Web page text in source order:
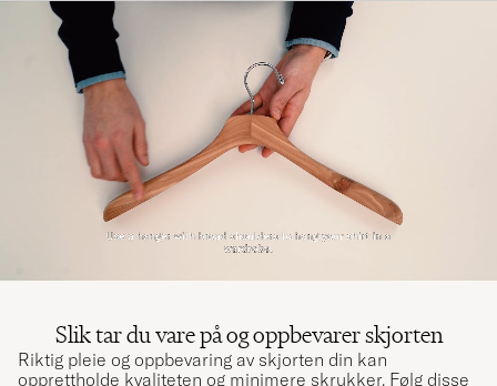
Slik tar du vare på og oppbevarer skjorten
Riktig pleie og oppbevaring av skjorten din kan
opprettholde kvaliteten og minimere skrukker. Følg disse